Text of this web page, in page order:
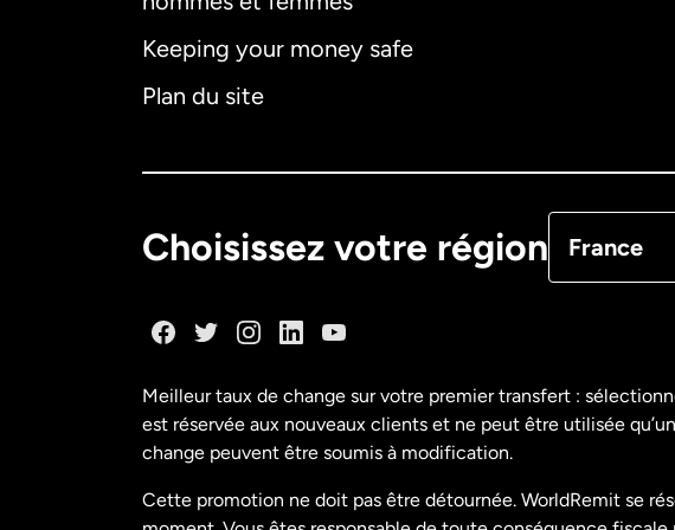
Keeping your money safe
Plan du site
Choisissez votre région France
États-Unis
États-Unis
Meilleur taux de change sur votre premier transfert :
est réservée aux nouveaux clients et ne peut être utilisée
change peuvent être soumis à modification.
Cette promotion ne doit pas être détournée. WorldRemit se